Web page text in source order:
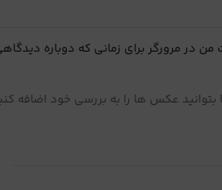
من در مرورگر برای زمانی که دوباره
عکس ها را به بررسی خود اضافه